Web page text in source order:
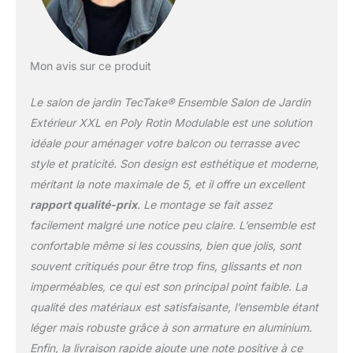
modularité répondent à
Imaginez-vous en train
grands coussins de 10
cm d'épaisseur, conçus
pour vous offrir un
confort maximal. Chaque
salon de jardin extérieur
devient une expérience
de détente absolue. Avec
ses deux petits coussins
additionnels, ce salon de
terrasse vous enveloppe
de douceur et de
soutien, vous invitant à
profiter pleinement de
Mon avis sur ce produit
Le salon de jardin TecTake® Ensemble Salon de Jardin
Extérieur XXL en Poly Rotin Modulable est une solution
idéale pour aménager votre balcon ou terrasse avec
style et praticité. Son design est esthétique et moderne,
méritant la note maximale de 5, et il offre un excellent
rapport qualité-prix. Le montage se fait assez
facilement malgré une notice peu claire. L’ensemble est
confortable même si les coussins, bien que jolis, sont
souvent critiqués pour être trop fins, glissants et non
imperméables, ce qui est son principal point faible. La
qualité des matériaux est satisfaisante, l’ensemble étant
léger mais robuste grâce à son armature en aluminium.
Enfin, la livraison rapide ajoute une note positive à ce